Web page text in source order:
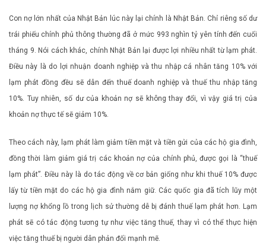
Con nợ lớn nhất của Nhật Bản lúc này lại chính là Nhật Bản. Chỉ riêng số dư
trái phiếu chính phủ thông thường đã ở mức 993 nghìn tỷ yên tính đến cuối
tháng 9. Nói cách khác, chính Nhật Bản lại được lợi nhiều nhất từ ​​lạm phát.
Điều này là do lợi nhuận doanh nghiệp và thu nhập cá nhân tăng 10% với
lạm phát đồng đều sẽ dẫn đến thuế doanh nghiệp và thuế thu nhập tăng
10%. Tuy nhiên, số dư của khoản nợ sẽ không thay đổi, vì vậy giá trị của
khoản nợ thực tế sẽ giảm 10%.
Theo cách này, lạm phát làm giảm tiền mặt và tiền gửi của các hộ gia đình,
đồng thời làm giảm giá trị các khoản nợ của chính phủ, được gọi là “thuế
lạm phát”. Điều này là do tác động về cơ bản giống như khi thuế 10% được
lấy từ tiền mặt do các hộ gia đình nắm giữ. Các quốc gia đã tích lũy một
lượng nợ khổng lồ trong lịch sử thường dễ bị đánh thuế lạm phát hơn. Lạm
phát sẽ có tác động tương tự như việc tăng thuế, thay vì có thể thực hiện
việc tăng thuế bị người dân phản đối mạnh mẽ.